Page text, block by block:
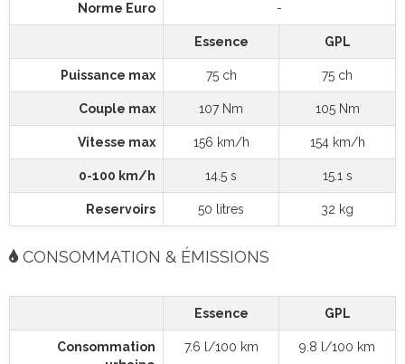
Norme Euro -
Essence GPL
Puissance max 75 ch 75 ch
Couple max 107 Nm 105 Nm
Vitesse max 156 km/h 154 km/h
0-100 km/h 14.5 s 15.1 s
Reservoirs 50 litres 32 kg
CONSOMMATION & ÉMISSIONS
Essence GPL
Consommation
7.6 l/100 km 9.8 l/100 km